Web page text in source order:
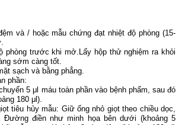
và / hoặc mẫu chứng đạt nhiệt độ phòng (15-
phòng trước khi mở.Lấy hộp thử nghiệm ra khỏi
sớm càng tốt.
sạch và bằng phẳng.
phần:
5 μl máu toàn phần vào bệnh phẩm, sau đó
180 μl).
tiêu hủy mẫu: Giữ ống nhỏ giọt theo chiều dọc,
Đường điền như minh họa bên dưới (khoảng 5